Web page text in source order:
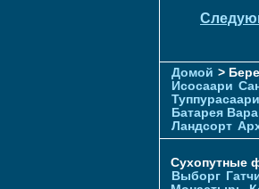
Домой >
Исосаари
Туппурасаари
Батарея Вара
Ландсорт
Сухопутные
Выборг